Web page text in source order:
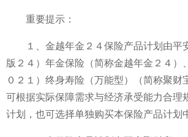
重要提示：
１、金越年金２４保险产品计划由平
版２４）年金保险（简称金越年金２４）
０２１）终身寿险（万能型）（简称聚财
可根据实际保障需求与经济承受能力合理
计划，也可选择单独购买本保险产品计划